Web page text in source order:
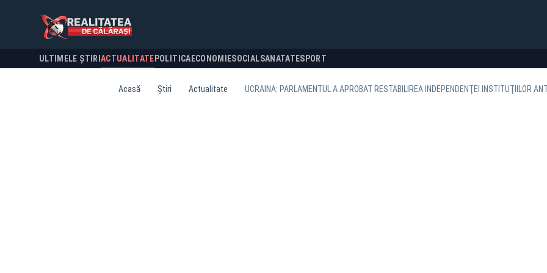
ULTIMELE ȘTIRI ACTUALITATE POLITICA ECONOMIESOCIALSANATATESPORT
Acasă Știri Actualitate UCRAINA: PARLAMENTUL A APROBAT RESTABILIREA INDEPENDENŢEI INSTITUŢIILOR